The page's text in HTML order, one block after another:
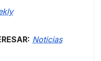
Noticias